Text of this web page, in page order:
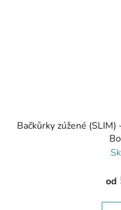
Bačkůrky zúžené
od